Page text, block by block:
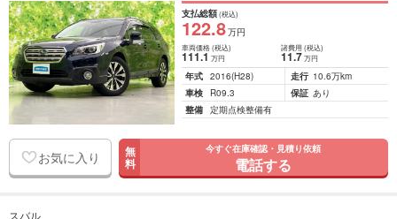
支払総額(税込)
122.8万円
車両価格(税込)
111.1万円
諸費用 (税込)
11.7 万円
年式 2016(H28) 走行 10.6万km
車検
R09.3 保証 あり
整備 定期点検整備有
お気に入り 無
料
今すぐ在庫確認・見積り依頼
電話する
スバル